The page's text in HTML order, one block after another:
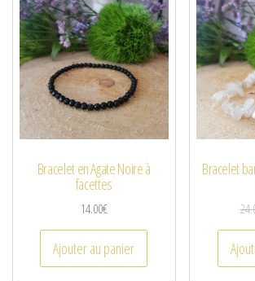
Bracelet en Agate Noire à
facettes
14.00€
Ajouter au panier
Bracelet